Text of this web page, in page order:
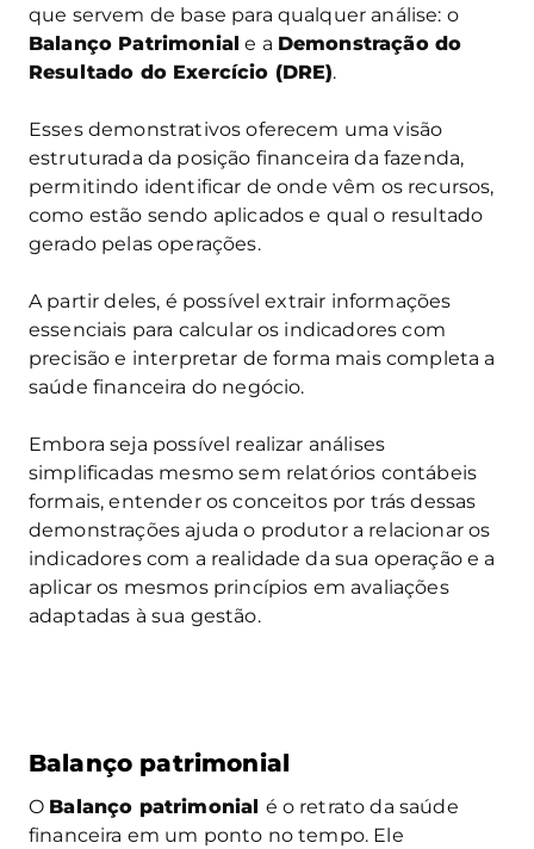
que servem de base para qualquer análise: o
Balanço Patrimonial e a Demonstração do
Resultado do Exercício (DRE).
Esses demonstrativos oferecem uma visão
estruturada da posição financeira da fazenda,
permitindo identificar de onde vêm os recursos,
como estão sendo aplicados e qual o resultado
gerado pelas operações.
A partir deles, é possível extrair informações
essenciais para calcular os indicadores com
precisão e interpretar de forma mais completa a
saúde financeira do negócio.
Embora seja possível realizar análises
simplificadas mesmo sem relatórios contábeis
formais, entender os conceitos por trás dessas
demonstrações ajuda o produtor a relacionar os
indicadores com a realidade da sua operação e a
aplicar os mesmos princípios em avaliações
adaptadas à sua gestão.
Balanço patrimonial
O Balanço patrimonial é o retrato da saúde
financeira em um ponto no tempo. Ele